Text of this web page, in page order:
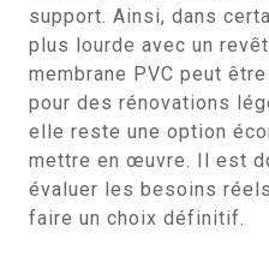
support. Ainsi, dans
plus lourde avec un
membrane PVC peut
pour des rénovations
elle reste une option
mettre en œuvre. Il est
évaluer les besoins
faire un choix définitif.